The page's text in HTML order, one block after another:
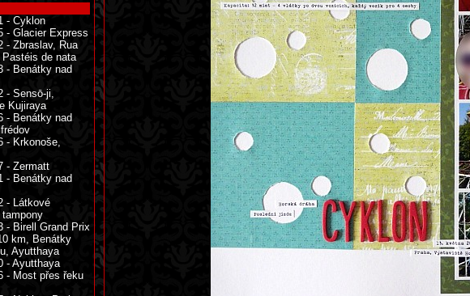
- Cyklon
- Glacier Express
- Zbraslav, Rua
de nata
- Benátky nad
- Sensō-ji,
Kujiraya
- Benátky nad
- Krkonoše,
- Zermatt
- Benátky nad
- Látkové
- Birell Grand Prix
km, Benátky
Ayutthaya
- Ayutthaya
- Most přes řeku